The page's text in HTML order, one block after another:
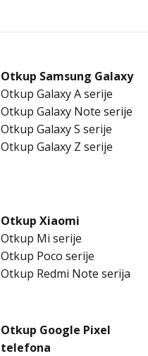
Otkup Samsung Galaxy
Otkup Galaxy A serije
Otkup Galaxy Note serije
Otkup Galaxy S serije
Otkup Galaxy Z serije
Otkup Xiaomi
Otkup Mi serije
Otkup Poco serije
Otkup Redmi Note serija
Otkup Google Pixel
telefona